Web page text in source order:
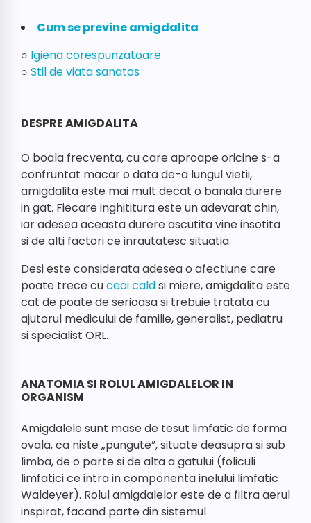
Cum se previne amigdalita
○ Igiena corespunzatoare
○ Stil de viata sanatos
DESPRE AMIGDALITA
O boala frecventa, cu care aproape oricine s-a
confruntat macar o data de-a lungul vietii,
amigdalita este mai mult decat o banala durere
in gat. Fiecare inghititura este un adevarat chin,
iar adesea aceasta durere ascutita vine insotita
si de alti factori ce inrautatesc situatia.
Desi este considerata adesea o afectiune care
poate trece cuceai caldsi miere, amigdalita este
cat de poate de serioasa si trebuie tratata cu
ajutorul medicului de familie, generalist, pediatru
si specialist ORL.
ANATOMIA SI ROLUL AMIGDALELOR IN
ORGANISM
Amigdalele sunt mase de tesut limfatic de forma
ovala, ca niste „pungute”, situate deasupra si sub
limba, de o parte si de alta a gatului (foliculi
limfatici ce intra in componenta inelului limfatic
Waldeyer). Rolul amigdalelor este de a filtra aerul
inspirat, facand parte din sistemul